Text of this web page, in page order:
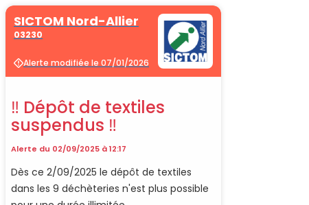
SICTOM Nord-Allier
03230
Alerte modifiée le 07/01/2026
‼ Dépôt de textiles
suspendus ‼
Alerte du 02/09/2025 à 12:17
Dès ce 2/09/2025 le dépôt de textiles
dans les 9 déchèteries n'est plus possible